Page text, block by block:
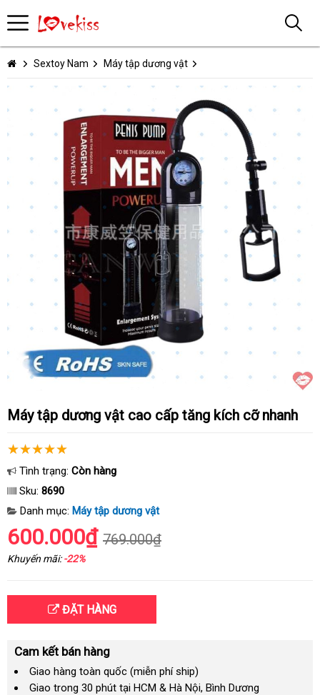
Sextoy Nam Máy tập dương vật
Máy tập dương vật cao cấp tăng kích cỡ nhanh
Tình trạng: Còn hàng
Sku: 8690
Danh mục: Máy tập dương vật
600.000₫ 769.000₫
Khuyến mãi:-22%
ĐẶT HÀNG
Cam kết bán hàng
Giao hàng toàn quốc (miễn phí ship)
Giao trong 30 phút tại HCM & Hà Nội, Bình Dương